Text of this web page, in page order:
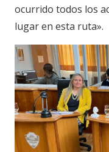
ocurrido todos los
lugar en esta ruta».